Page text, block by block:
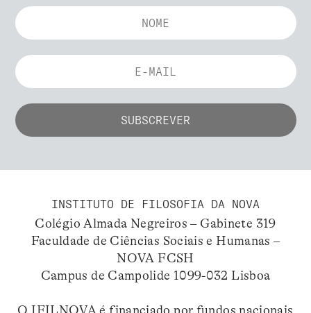
INSTITUTO DE FILOSOFIA DA NOVA
Colégio Almada Negreiros – Gabinete 319
Faculdade de Ciências Sociais e Humanas –
NOVA FCSH
Campus de Campolide 1099-032 Lisboa